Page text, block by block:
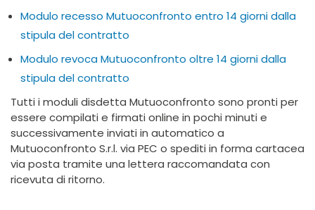
Modulo recesso Mutuoconfronto entro 14 giorni dalla
stipula del contratto
Modulo revoca Mutuoconfronto oltre 14 giorni dalla
stipula del contratto
Tutti i moduli disdetta Mutuoconfronto sono pronti per
essere compilati e firmati online in pochi minuti e
successivamente inviati in automatico a
Mutuoconfronto S.r.l. via PEC o spediti in forma cartacea
via posta tramite una lettera raccomandata con
ricevuta di ritorno.